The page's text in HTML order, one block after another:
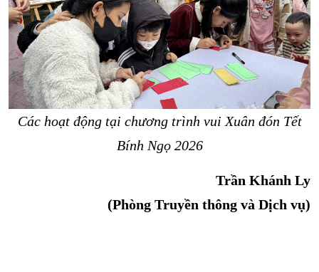
Các hoạt động tại chương trình vui Xuân đón Tết
Bính Ngọ 2026
Trần Khánh Ly
(Phòng Truyền thông và Dịch vụ)